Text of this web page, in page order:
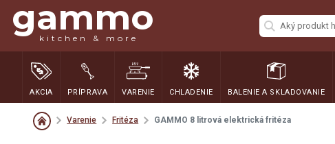
gammo
kitchen & more
AKCIA PRÍPRAVA VARENIE CHLADENIE BALENIE A SKLADOVANIE
Varenie Fritéza GAMMO 8 litrová elektrická fritéza